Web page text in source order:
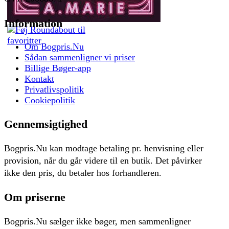
Information
Om Bogpris.Nu
Sådan sammenligner vi priser
Billige Bøger-app
Kontakt
Privatlivspolitik
Cookiepolitik
Gennemsigtighed
Bogpris.Nu kan modtage betaling pr. henvisning eller
provision, når du går videre til en butik. Det påvirker
ikke den pris, du betaler hos forhandleren.
Om priserne
Bogpris.Nu sælger ikke bøger, men sammenligner